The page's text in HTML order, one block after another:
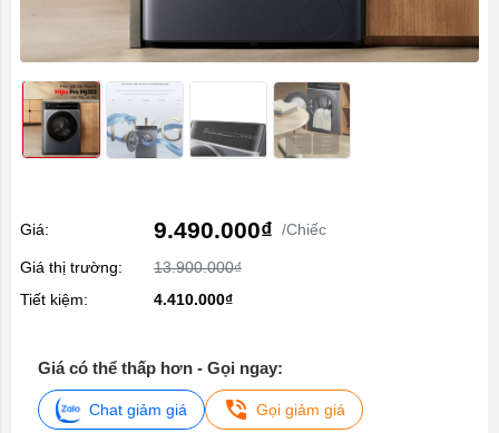
Giá: 9.490.000₫ /Chiếc
Giá thị trường:
13.900.000₫
Tiết kiệm:
4.410.000₫
Giá có thể thấp hơn - Gọi ngay:
Chat giảm giá Gọi giảm giá